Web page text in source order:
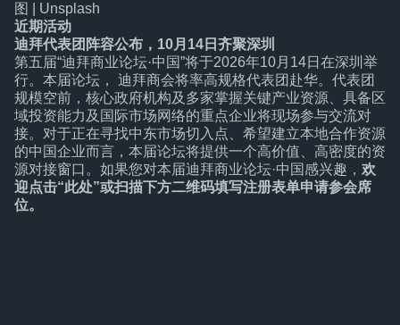
图 | Unsplash
近期活动
迪拜代表团阵容公布，10月14日齐聚深圳
第五届“迪拜商业论坛·中国”将于2026年10月14日在深圳举
行。本届论坛， 迪拜商会将率高规格代表团赴华。代表团
规模空前，核心政府机构及多家掌握关键产业资源、具备区
域投资能力及国际市场网络的重点企业将现场参与交流对
接。对于正在寻找中东市场切入点、希望建立本地合作资源
的中国企业而言，本届论坛将提供一个高价值、高密度的资
源对接窗口。如果您对本届迪拜商业论坛·中国感兴趣， 欢
迎点击“此处”或扫描下方二维码填写注册表单申请参会席
位。